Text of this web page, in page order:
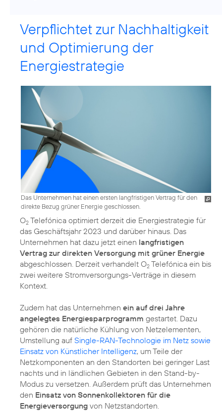
Verpflichtet zur Nachhaltigkeit
und Optimierung der
Energiestrategie
Das Unternehmen hat einen ersten langfristigen Vertrag für den
direkte Bezug grüner Energie geschlossen.
O2 Telefónica optimiert derzeit die Energiestrategie für
das Geschäftsjahr 2023 und darüber hinaus. Das
Unternehmen hat dazu jetzt einen langfristigen
Vertrag zur direkten Versorgung mit grüner Energie
abgeschlossen. Derzeit verhandelt O2 Telefónica ein bis
zwei weitere Stromversorgungs-Verträge in diesem
Kontext.
Zudem hat das Unternehmen ein auf drei Jahre
angelegtes Energiesparprogramm gestartet. Dazu
gehören die natürliche Kühlung von Netzelementen,
Umstellung auf Single-RAN-Technologie im Netz sowie
Einsatz von Künstlicher Intelligenz, um Teile der
Netzkomponenten an den Standorten bei geringer Last
nachts und in ländlichen Gebieten in den Stand-by-
Modus zu versetzen. Außerdem prüft das Unternehmen
den Einsatz von Sonnenkollektoren für die
Energieversorgung von Netzstandorten.